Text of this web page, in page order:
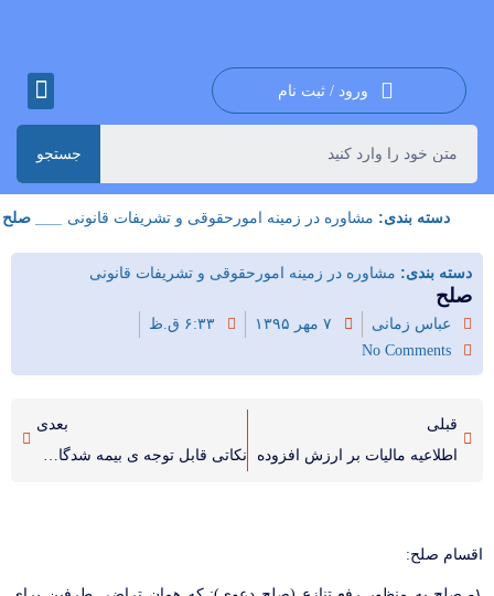
ورود / ثبت نام
جستجو
دسته بندی: مشاوره در زمینه امورحقوقی و تشریفات قانونی ___ صلح
دسته بندی: مشاوره در زمینه امورحقوقی و تشریفات قانونی
صلح
عباس زمانی ۷ مهر ۱۳۹۵
۶:۳۳ ق.ظ
No Comments
قبلی
اطلاعیه مالیات بر ارزش افزوده
بعدی
نکاتی قابل توجه ی بیمه شدگان محترم
اقسام صلح: